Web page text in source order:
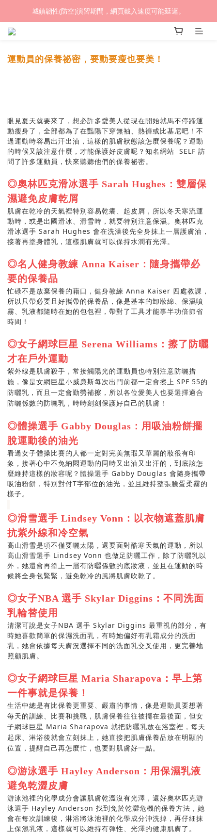
(熱銷加開優惠) 限時滿額贈🎁 LED循環涼風桌扇
城鎮韌性(防空)演習期間，網頁載入速度可能延遲。
(熱銷加開優惠) 限時滿額贈🎁 LED循環涼風桌扇
運動員的保養祕密，要動要瘦也要美！
眼見夏天就要來了，想必許多愛美人從現在開始就馬不停蹄運
動瘦身了，全部都為了在豔陽下穿無袖、熱褲或比基尼吧！不
過運動時容易出汗出油，這樣的肌膚狀態該怎麼保養呢？運動
的時候又該注意什麼，才能保護好皮膚呢？知名網站 SELF 訪
問了許多運動員，快來聽聽他們的保養祕密。
◎奧林匹克滑冰選手 Sarah Hughes：雙層保
濕避免皮膚乾屑
肌膚在乾冷的天氣裡特別容易乾癢、起皮屑，所以冬天寒流運
動時，或是出國滑冰、滑雪時，就要特別注意保濕。奧林匹克
滑冰選手 Sarah Hughes 會在洗澡後先全身抹上一層護膚油，
接著再塗身體乳，這樣肌膚就可以保持水潤有光澤。
◎名人健身教練 Anna Kaiser：隨身攜帶必
要的保養品
忙碌不是放棄保養的藉口，健身教練 Anna Kaiser 四處教課，
所以只帶必要且好攜帶的保養品，像是基本的卸妝綿、保濕噴
霧、乳液都隨時在她的包包裡，帶對了工具才能事半功倍節省
時間！
◎女子網球巨星 Serena Williams：擦了防曬
才在戶外運動
紫外線是肌膚殺手，常接觸陽光的運動員也特別注意防曬措
施，像是女網巨星小威廉斯每次出門前都一定會擦上 SPF 55的
防曬乳，而且一定會勤勞補擦，所以各位愛美人也要選擇適合
防曬係數的防曬乳，時時刻刻保護好自己的肌膚！
◎體操選手 Gabby Douglas：用吸油粉餅擺
脫運動後的油光
看過女子體操比賽的人都一定對完美無瑕又華麗的妝很有印
象，接著心中不免納悶運動的同時又出油又出汗的，到底該怎
麼維持這樣的妝容呢？體操選手 Gabby Douglas 會隨身攜帶
吸油粉餅，特別對付T字部位的油光，並且維持整張臉蛋柔霧的
樣子。
◎滑雪選手 Lindsey Vonn：以衣物遮蓋肌膚
抗紫外線和冷空氣
高山滑雪是項不僅要曬太陽，還要面對酷寒天氣的運動，所以
高山滑雪選手 Lindsey Vonn 也做足防曬工作，除了防曬乳以
外，她還會再塗上一層有防曬係數的底妝液，並且在運動的時
候將全身包緊緊，避免乾冷的風將肌膚吹乾了。
◎女子NBA 選手 Skylar Diggins：不同洗面
乳輪替使用
清潔可說是女子NBA 選手 Skylar Diggins 最重視的部分，有
時她喜歡簡單的保濕洗面乳，有時她偏好有乳霜成分的洗面
乳，她會依據每天膚況選擇不同的洗面乳交叉使用，更完善地
照顧肌膚。
◎女子網球巨星 Maria Sharapova：早上第
一件事就是保養！
生活中總是有比保養更重要、嚴肅的事情，像是運動員要想著
每天的訓練、比賽和挑戰，肌膚保養往往被擺在最後面，但女
子網球巨星 Maria Sharapova 就把防曬乳放在浴室裡，每天
起床、淋浴後就會立刻抹上，她直接把肌膚保養品放在明顯的
位置，提醒自己再怎麼忙，也要對肌膚好一點。
◎游泳選手 Hayley Anderson：用保濕乳液
避免乾澀皮膚
游泳池裡的化學成分會讓肌膚乾澀沒有光澤，還好奧林匹克游
泳選手 Hayley Anderson 找到免於乾澀危機的保養方法，她
會在每次訓練後，淋浴將泳池裡的化學成分沖洗掉，再仔細抹
上保濕乳液，這樣就可以維持有彈性、光澤的健康肌膚了。